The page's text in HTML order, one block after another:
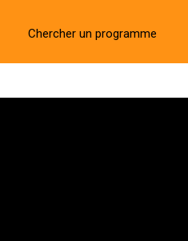
Chercher un programme